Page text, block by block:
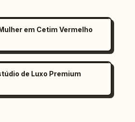
em Cetim Vermelho
de Luxo Premium